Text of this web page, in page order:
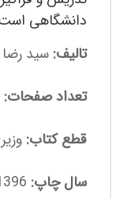
دانشگاهی
تالیف: سید
تعداد صفحات:
قطع کتاب:
سال چاپ: